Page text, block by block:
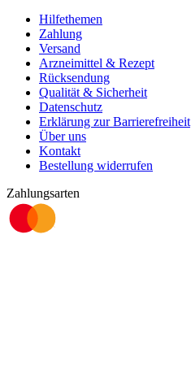
Hilfethemen
Zahlung
Versand
Arzneimittel & Rezept
Rücksendung
Qualität & Sicherheit
Datenschutz
Erklärung zur Barrierefreiheit
Über uns
Kontakt
Bestellung widerrufen
Zahlungsarten